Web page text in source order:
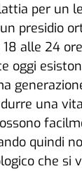
per un
presidio
alle 24
oggi
una
quindi
che si